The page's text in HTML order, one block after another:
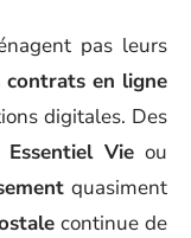
pas leurs
contrats en ligne
digitales. Des
Vie ou
quasiment
continue de